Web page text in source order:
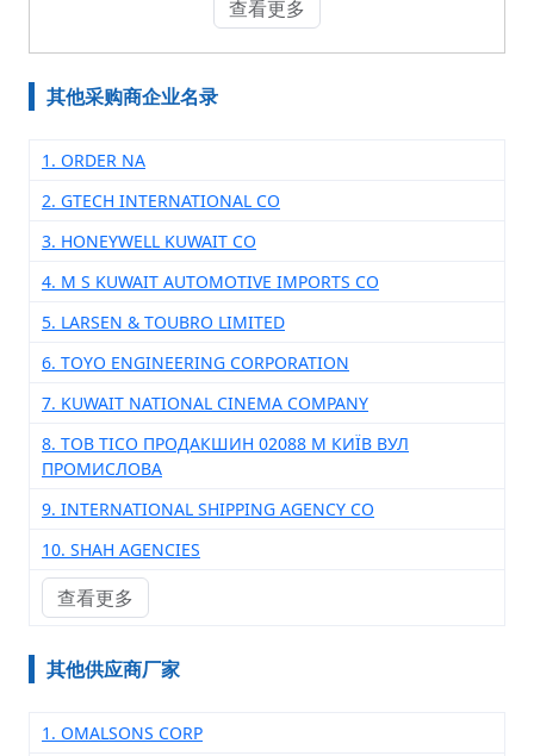
查看更多
其他采购商企业名录
1. ORDER NA
2. GTECH INTERNATIONAL CO
3. HONEYWELL KUWAIT CO
4. M S KUWAIT AUTOMOTIVE IMPORTS CO
5. LARSEN & TOUBRO LIMITED
6. TOYO ENGINEERING CORPORATION
7. KUWAIT NATIONAL CINEMA COMPANY
8. ТОВ ТІСО ПРОДАКШИН 02088 М КИЇВ ВУЛ
ПРОМИСЛОВА
9. INTERNATIONAL SHIPPING AGENCY CO
10. SHAH AGENCIES
查看更多
其他供应商厂家
1. OMALSONS CORP